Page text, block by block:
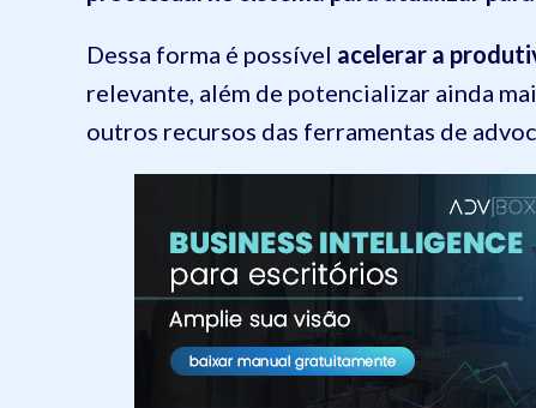
Dessa forma é possível acelerar a
relevante, além de potencializar ainda
outros recursos das ferramentas de